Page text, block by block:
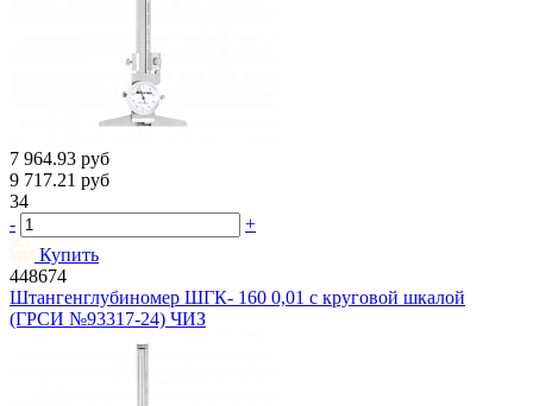
7 964.93 руб
9 717.21 руб
34
-
+
Купить
448674
Штангенглубиномер ШГК- 160 0,01 с круговой шкалой
(ГРСИ №93317-24) ЧИЗ